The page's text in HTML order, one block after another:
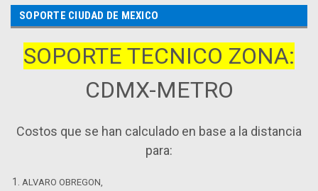
SOPORTE CIUDAD DE MEXICO
SOPORTE TECNICO ZONA:
CDMX-METRO
Costos que se han calculado en base a la distancia
para:
ALVARO OBREGON,